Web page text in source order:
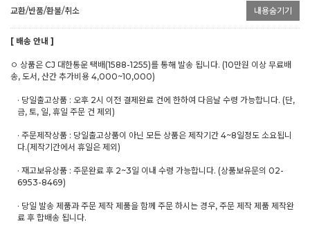
교환/반품/환불/취소 내용숨기기
[ 배송 안내 ]
ㅇ 상품은 CJ 대한통운 택배(1588-1255)를 통해 발송 됩니다. (10만원 이상 무료배
송, 도서, 산간 추가비용 4,000~10,000)
· 당일출고상품 : 오후 2시 이전 결제완료 건에 한하여 다음날 수령 가능합니다. (단,
금, 토, 일, 휴일 주문 건 제외)
· 주문제작상품 : 당일출고상품이 아닌 모든 상품은 제작기간 4~8일정도 소요됩니
다.(제작기간에서 휴일은 제외)
· 재고보유상품 : 주문완료 후 2~3일 이내 수령 가능합니다. (상품보유문의 02-
6953-8469)
· 당일 발송 제품과 주문 제작 제품을 함께 주문 하시는 경우, 주문 제작 제품 제작완
료 후 합배송 됩니다.